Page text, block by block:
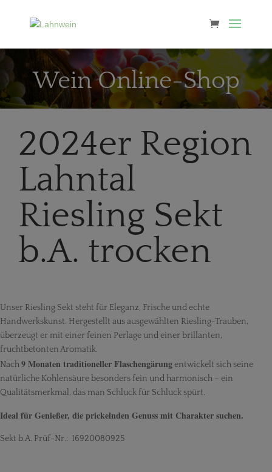
Wein Online-Shop
2024er Region
Lahntal
Riesling Sekt
b.A. trocken
Unser Riesling Sekt steht für Eleganz, Frische und echte
Handwerkskunst. Hergestellt aus ausgewählten Riesling-Trauben,
überzeugt er mit einer feinen Perlage und einer brillanten,
fruchtbetonten Aromatik.
Nach9 Monaten traditioneller Flaschengärungentwickelt sich seine
natürliche Kohlensäure besonders fein und harmonisch – ein
Qualitätsmerkmal, das man Schluck für Schluck spürt.
Ideal für Genießer, die prickelnden Genuss mit Charakter suchen.
Sekt b.A. Prüf-Nr.: 16920080925